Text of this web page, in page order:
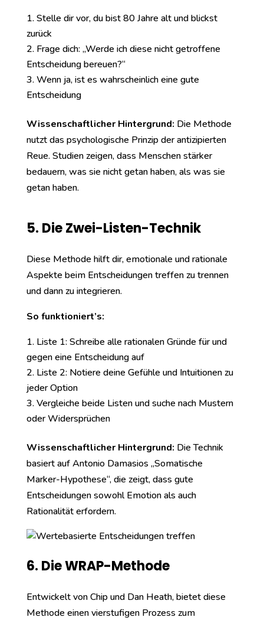
Stelle dir vor, du bist 80 Jahre alt und blickst
zurück
Frage dich: „Werde ich diese nicht getroffene
Entscheidung bereuen?“
Wenn ja, ist es wahrscheinlich eine gute
Entscheidung
Wissenschaftlicher Hintergrund: Die Methode
nutzt das psychologische Prinzip der antizipierten
Reue. Studien zeigen, dass Menschen stärker
bedauern, was sie nicht getan haben, als was sie
getan haben.
5. Die Zwei-Listen-Technik
Diese Methode hilft dir, emotionale und rationale
Aspekte beim Entscheidungen treffen zu trennen
und dann zu integrieren.
So funktioniert’s:
Liste 1: Schreibe alle rationalen Gründe für und
gegen eine Entscheidung auf
Liste 2: Notiere deine Gefühle und Intuitionen zu
jeder Option
Vergleiche beide Listen und suche nach Mustern
oder Widersprüchen
Wissenschaftlicher Hintergrund: Die Technik
basiert auf Antonio Damasios „Somatische
Marker-Hypothese“, die zeigt, dass gute
Entscheidungen sowohl Emotion als auch
Rationalität erfordern.
6. Die WRAP-Methode
Entwickelt von Chip und Dan Heath, bietet diese
Methode einen vierstufigen Prozess zum